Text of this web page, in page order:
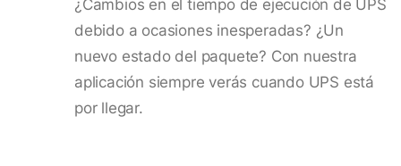
¿Cambios en el tiempo de ejecución de UPS
debido a ocasiones inesperadas? ¿Un
nuevo estado del paquete? Con nuestra
aplicación siempre verás cuando UPS está
por llegar.